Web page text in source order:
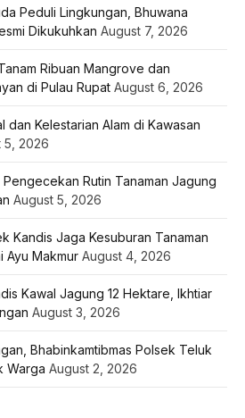
Peduli Lingkungan, Bhuwana
Dikukuhkan August 7, 2026
Ribuan Mangrove dan
di Pulau Rupat August 6, 2026
dan Kelestarian Alam di Kawasan
5, 2026
Rutin Tanaman Jagung
August 5, 2026
Kandis Jaga Kesuburan Tanaman
Ayu Makmur August 4, 2026
Kawal Jagung 12 Hektare, Ikhtiar
August 3, 2026
Bhabinkamtibmas Polsek Teluk
Warga August 2, 2026